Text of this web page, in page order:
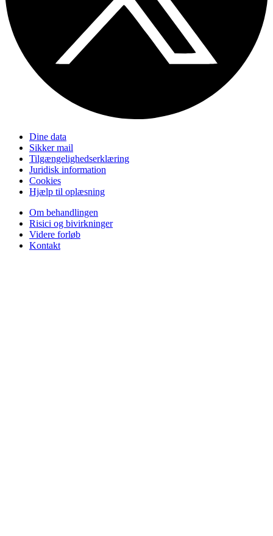
Dine data
Sikker mail
Tilgængelighedserklæring
Juridisk information
Cookies
Hjælp til oplæsning
Om behandlingen
Risici og bivirkninger
Videre forløb
Kontakt